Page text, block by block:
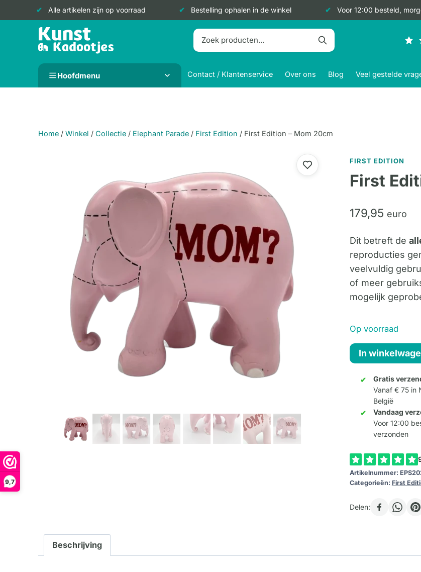
9,7
Alle artikelen zijn op voorraad Bestelling ophalen in de winkel Voor 12:00 besteld,
Doorgaan
Hoofdmenu Contact / Klantenservice Over ons Blog Veel gestelde
Home / Winkel / Collectie / Elephant Parade / First Edition / First Edition – Mom 20cm
FIRST EDITION
First
179,95 euro
Dit betreft de
reproducties
veelvuldig
of meer
mogelijk
Op voorraad
First
Edition
aantal
In
Gratis
Vanaf € 75 in
België
Vandaag
Voor 12:00
verzonden
Artikelnummer:
Categorieën: First
Delen:
Beschrijving